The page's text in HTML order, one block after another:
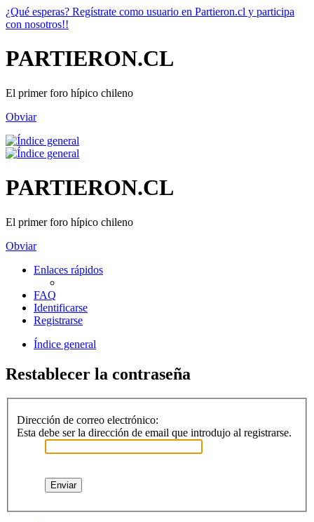
¿Qué esperas? Regístrate como usuario en Partieron.cl y participa
con nosotros!!
PARTIERON.CL
El primer foro hípico chileno
Obviar
PARTIERON.CL
El primer foro hípico chileno
Obviar
Enlaces rápidos
FAQ
Identificarse
Registrarse
Índice general
Restablecer la contraseña
Dirección de correo electrónico:
Esta debe ser la dirección de email que introdujo al registrarse.